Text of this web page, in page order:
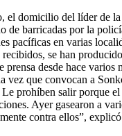
el domicilio del líder de
de barricadas por la
pacíficas en varias
se han
prensa desde hace varios
vez que convocan a
Le prohíben salir porque
Ayer gasearon a
contra ellos”,